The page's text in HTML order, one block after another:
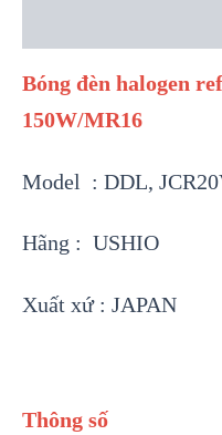
Bóng đèn halogen
150W/MR16
Model : DDL,
Hãng : USHIO
Xuất xứ : JAPAN
Thông số